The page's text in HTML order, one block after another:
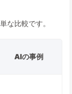
な比較です。
AIの事例